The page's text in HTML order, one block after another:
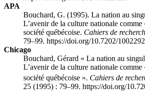
APA
Bouchard, G. (1995). La nation au
L’avenir de la culture nationale comme
société québécoise. Cahiers de
79–99. https://doi.org/10.7202/
Chicago
Bouchard, Gérard « La nation au
L’avenir de la culture nationale comme
société québécoise ». Cahiers de
25 (1995) : 79–99. https://doi.org/